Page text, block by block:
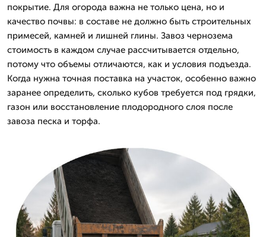
покрытие. Для огорода важна не только цена, но и
качество почвы: в составе не должно быть строительных
примесей, камней и лишней глины. Завоз чернозема
стоимость в каждом случае рассчитывается отдельно,
потому что объемы отличаются, как и условия подъезда.
Когда нужна точная поставка на участок, особенно важно
заранее определить, сколько кубов требуется под грядки,
газон или восстановление плодородного слоя после
завоза песка и торфа.